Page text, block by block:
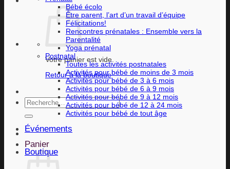
Votre panier est vide.
Retour à la boutique
Recherche
pour :
Panier
Bébé écolo
Être parent, l’art d’un travail d’équipe
Félicitations!
Rencontres prénatales : Ensemble vers la
Parentalité
Yoga prénatal
Postnatal
Toutes les activités postnatales
Activités pour bébé de moins de 3 mois
Activités pour bébé de 3 à 6 mois
Activités pour bébé de 6 à 9 mois
Activités pour bébé de 9 à 12 mois
Activités pour bébé de 12 à 24 mois
Activités pour bébé de tout âge
Événements
Boutique